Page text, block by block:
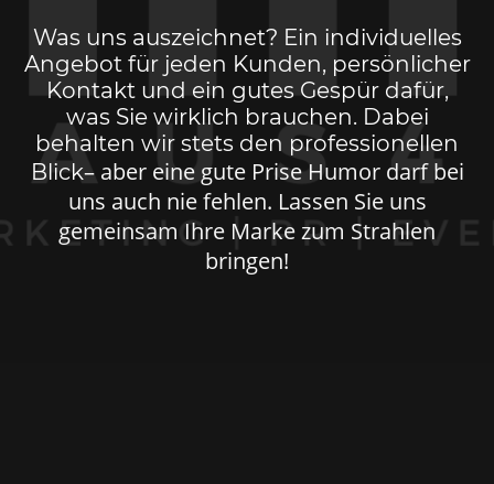
Was uns auszeichnet? Ein individuelles
Angebot für jeden Kunden, persönlicher
Kontakt und ein gutes Gespür dafür,
was Sie wirklich brauchen. Dabei
behalten wir stets den professionellen
Blick– aber eine gute Prise Humor darf bei
uns auch nie fehlen. Lassen Sie uns
gemeinsam Ihre Marke zum Strahlen
bringen!